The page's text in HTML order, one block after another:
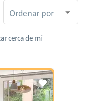
Ordenar por
cerca de mi